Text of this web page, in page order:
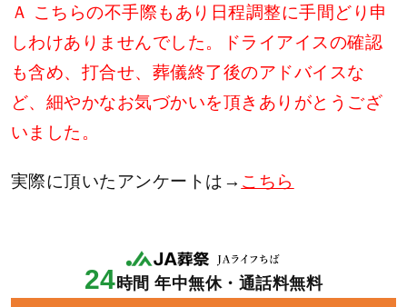
Ａ こちらの不手際もあり日程調整に手間どり申
しわけありませんでした。ドライアイスの確認
も含め、打合せ、葬儀終了後のアドバイスな
ど、細やかなお気づかいを頂きありがとうござ
いました。
実際に頂いたアンケートは→ こちら
24時間 年中無休・通話料無料